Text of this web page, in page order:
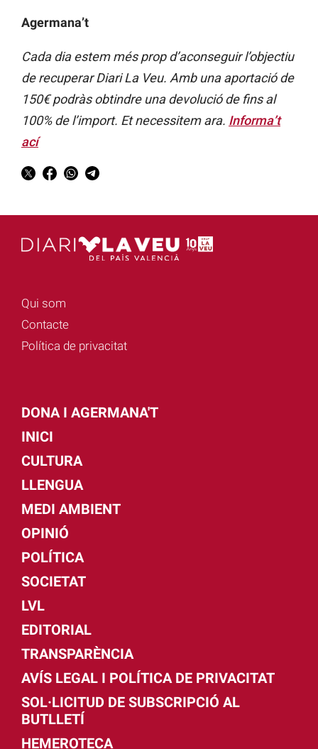
Agermana’t
Cada dia estem més prop d’aconseguir l’objectiu
de recuperar Diari La Veu. Amb una aportació de
150€ podràs obtindre una devolució de fins al
100% de l’import. Et necessitem ara. Informa’t
ací
Qui som
Contacte
Política de privacitat
DONA I AGERMANA'T
INICI
CULTURA
LLENGUA
MEDI AMBIENT
OPINIÓ
POLÍTICA
SOCIETAT
LVL
EDITORIAL
TRANSPARÈNCIA
AVÍS LEGAL I POLÍTICA DE PRIVACITAT
SOL·LICITUD DE SUBSCRIPCIÓ AL
BUTLLETÍ
HEMEROTECA